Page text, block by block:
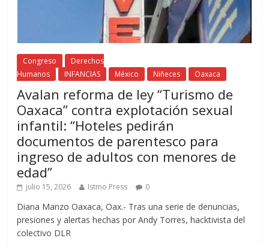
Congreso
Derechos
Humanos
INFANCIAS México Niñeces Oaxaca
Avalan reforma de ley “Turismo de
Oaxaca” contra explotación sexual
infantil: “Hoteles pedirán
documentos de parentesco para
ingreso de adultos con menores de
edad”
julio 15, 2026 Istmo Press 0
Diana Manzo Oaxaca, Oax.- Tras una serie de denuncias,
presiones y alertas hechas por Andy Torres, hacktivista del
colectivo DLR